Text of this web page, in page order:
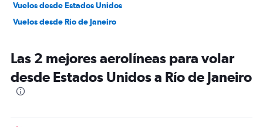
Vuelos desde Estados Unidos
Vuelos desde Río de Janeiro
Las 2 mejores aerolíneas para volar
desde Estados Unidos a Río de Janeiro